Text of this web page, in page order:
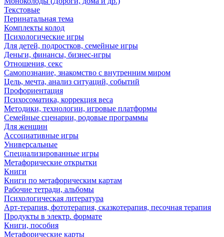
Текстовые
Перинатальная тема
Комплекты колод
Психологические игры
Для детей, подростков, семейные игры
Деньги, финансы, бизнес-игры
Отношения, секс
Самопознание, знакомство с внутренним миром
Цель, мечта, анализ ситуаций, событий
Профориентация
Психосоматика, коррекция веса
Методики, технологии, игровые платформы
Семейные сценарии, родовые программы
Для женщин
Ассоциативные игры
Универсальные
Специализированные игры
Метафорические открытки
Книги
Книги по метафорическим картам
Рабочие тетради, альбомы
Психологическая литература
Арт-терапия, фототерапия, сказкотерапия, песочная терапия
Продукты в электр. формате
Книги, пособия
Метафорические карты